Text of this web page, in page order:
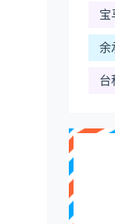
宝
余
台